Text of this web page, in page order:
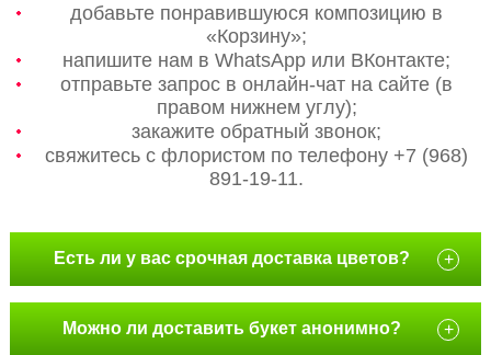
добавьте понравившуюся композицию в
«Корзину»;
напишите нам в WhatsApp или ВКонтакте;
отправьте запрос в онлайн-чат на сайте (в
правом нижнем углу);
закажите обратный звонок;
свяжитесь с флористом по телефону +7 (968)
891-19-11.
Есть ли у вас срочная доставка цветов? +
Можно ли доставить букет анонимно? +